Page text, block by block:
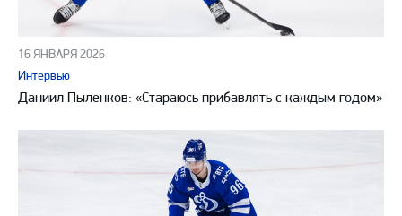
16 ЯНВАРЯ 2026
Интервью
Даниил Пыленков: «Стараюсь прибавлять с каждым годом»